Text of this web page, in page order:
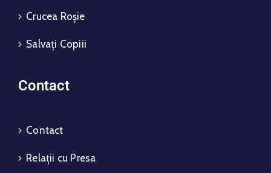
Crucea Roșie
Salvați Copiii
Contact
Contact
Relații cu Presa